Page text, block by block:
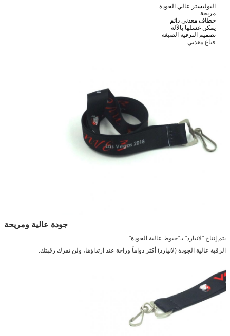
البوليستر عالي الجودة
مريحة
خطاف معدني دائم
يمكن غسلها بالآلة
تصميم الترقية الصبغة
قناع معدني
جودة عالية ومريحة
يتم إنتاج "لانيارد" بـ"خيوط عالية الجودة"
الرقبة عالية الجودة (لانيارد) أكثر دواماً وراحة عند ارتداؤها، ولن تفرك رقبتك.